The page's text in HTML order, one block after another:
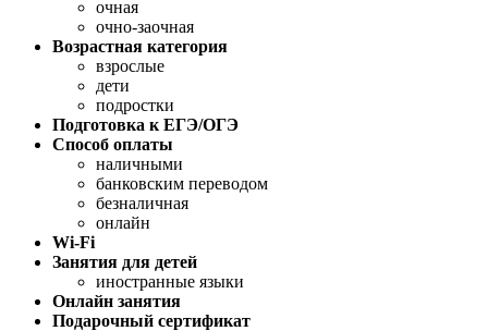
очная
очно-заочная
Возрастная категория
взрослые
дети
подростки
Подготовка к ЕГЭ/ОГЭ
Способ оплаты
наличными
банковским переводом
безналичная
онлайн
Wi-Fi
Занятия для детей
иностранные языки
Онлайн занятия
Подарочный сертификат